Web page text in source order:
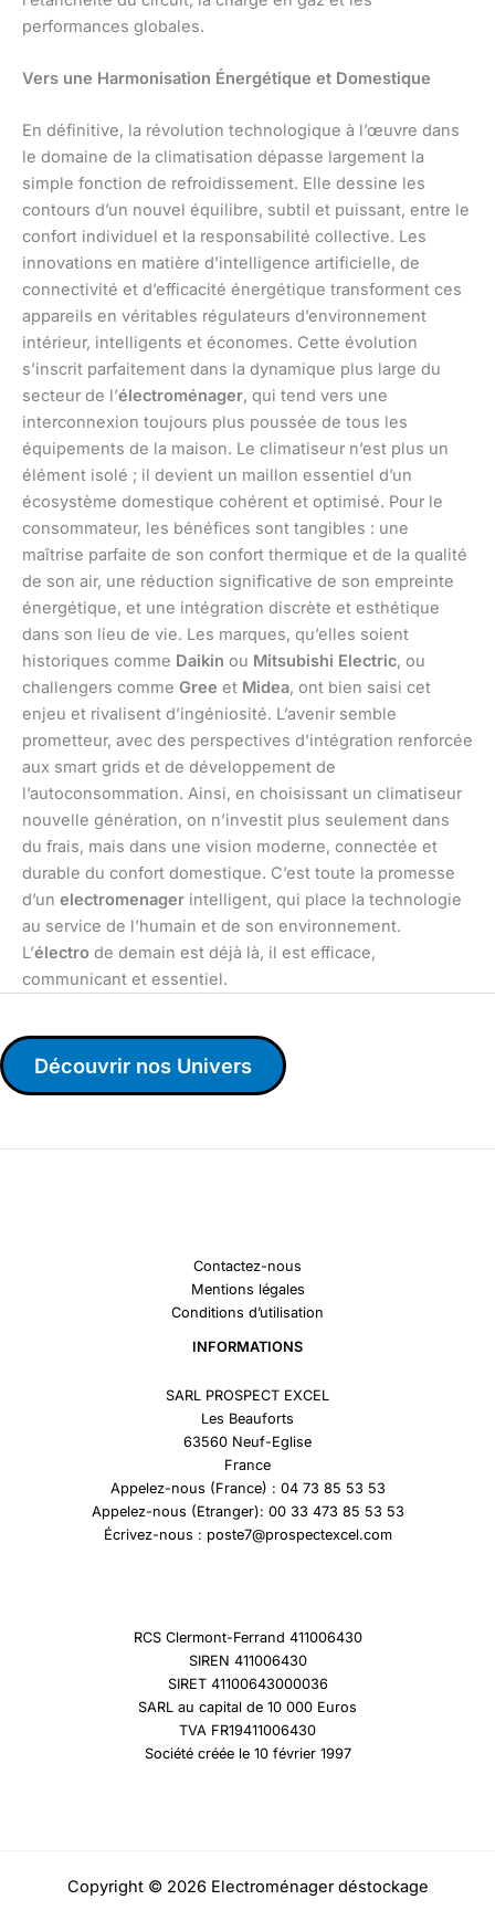
performances globales.
Vers une Harmonisation Énergétique et Domestique
En définitive, la révolution technologique à l’œuvre dans
le domaine de la climatisation dépasse largement la
simple fonction de refroidissement. Elle dessine les
contours d’un nouvel équilibre, subtil et puissant, entre le
confort individuel et la responsabilité collective. Les
innovations en matière d’intelligence artificielle, de
connectivité et d’efficacité énergétique transforment ces
appareils en véritables régulateurs d’environnement
intérieur, intelligents et économes. Cette évolution
s’inscrit parfaitement dans la dynamique plus large du
secteur de l’électroménager, qui tend vers une
interconnexion toujours plus poussée de tous les
équipements de la maison. Le climatiseur n’est plus un
élément isolé ; il devient un maillon essentiel d’un
écosystème domestique cohérent et optimisé. Pour le
consommateur, les bénéfices sont tangibles : une
maîtrise parfaite de son confort thermique et de la qualité
de son air, une réduction significative de son empreinte
énergétique, et une intégration discrète et esthétique
dans son lieu de vie. Les marques, qu’elles soient
historiques comme Daikin ou Mitsubishi Electric, ou
challengers comme Gree et Midea, ont bien saisi cet
enjeu et rivalisent d’ingéniosité. L’avenir semble
prometteur, avec des perspectives d’intégration renforcée
aux smart grids et de développement de
l’autoconsommation. Ainsi, en choisissant un climatiseur
nouvelle génération, on n’investit plus seulement dans
du frais, mais dans une vision moderne, connectée et
durable du confort domestique. C’est toute la promesse
d’un electromenager intelligent, qui place la technologie
au service de l’humain et de son environnement.
L’électro de demain est déjà là, il est efficace,
communicant et essentiel.
Découvrir nos Univers
Contactez-nous
Mentions légales
Conditions d’utilisation
INFORMATIONS
SARL PROSPECT EXCEL
Les Beauforts
63560 Neuf-Eglise
France
Appelez-nous (France) : 04 73 85 53 53
Appelez-nous (Etranger): 00 33 473 85 53 53
Écrivez-nous : poste7@prospectexcel.com
RCS Clermont-Ferrand 411006430
SIREN 411006430
SIRET 41100643000036
SARL au capital de 10 000 Euros
TVA FR19411006430
Société créée le 10 février 1997
Copyright © 2026 Electroménager déstockage